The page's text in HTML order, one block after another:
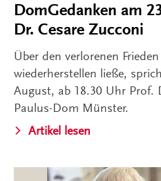
DomGedanken am
Dr. Cesare Zucconi
Über den verlorenen
wiederherstellen ließe,
August, ab 18.30 Uhr Prof.
Paulus-Dom Münster.
Artikel lesen